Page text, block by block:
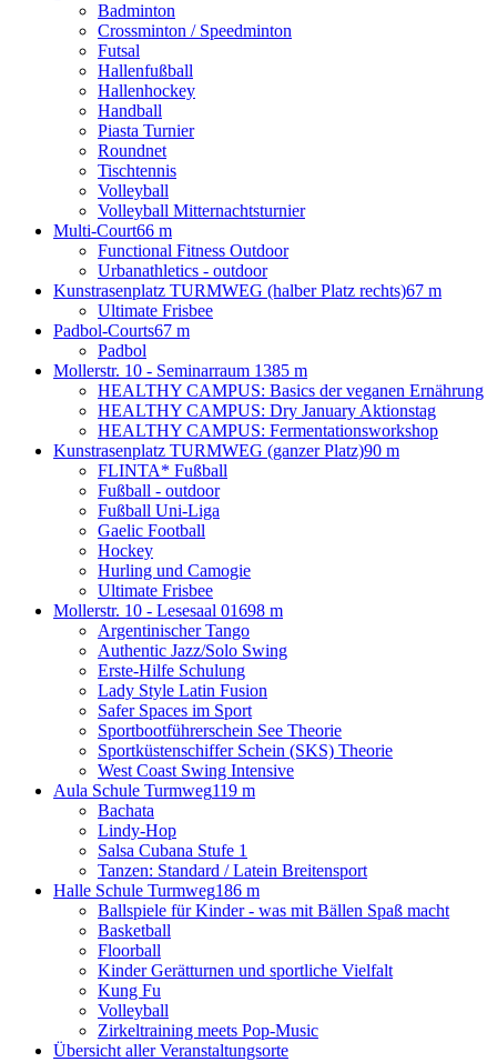
Badminton
Crossminton / Speedminton
Futsal
Hallenfußball
Hallenhockey
Handball
Piasta Turnier
Roundnet
Tischtennis
Volleyball
Volleyball Mitternachtsturnier
Multi-Court66 m
Functional Fitness Outdoor
Urbanathletics - outdoor
Kunstrasenplatz TURMWEG (halber Platz rechts)67 m
Ultimate Frisbee
Padbol-Courts67 m
Padbol
Mollerstr. 10 - Seminarraum 1385 m
HEALTHY CAMPUS: Basics der veganen Ernährung
HEALTHY CAMPUS: Dry January Aktionstag
HEALTHY CAMPUS: Fermentationsworkshop
Kunstrasenplatz TURMWEG (ganzer Platz)90 m
FLINTA* Fußball
Fußball - outdoor
Fußball Uni-Liga
Gaelic Football
Hockey
Hurling und Camogie
Ultimate Frisbee
Mollerstr. 10 - Lesesaal 01698 m
Argentinischer Tango
Authentic Jazz/Solo Swing
Erste-Hilfe Schulung
Lady Style Latin Fusion
Safer Spaces im Sport
Sportbootführerschein See Theorie
Sportküstenschiffer Schein (SKS) Theorie
West Coast Swing Intensive
Aula Schule Turmweg119 m
Bachata
Lindy-Hop
Salsa Cubana Stufe 1
Tanzen: Standard / Latein Breitensport
Halle Schule Turmweg186 m
Ballspiele für Kinder - was mit Bällen Spaß macht
Basketball
Floorball
Kinder Gerätturnen und sportliche Vielfalt
Kung Fu
Volleyball
Zirkeltraining meets Pop-Music
Übersicht aller Veranstaltungsorte